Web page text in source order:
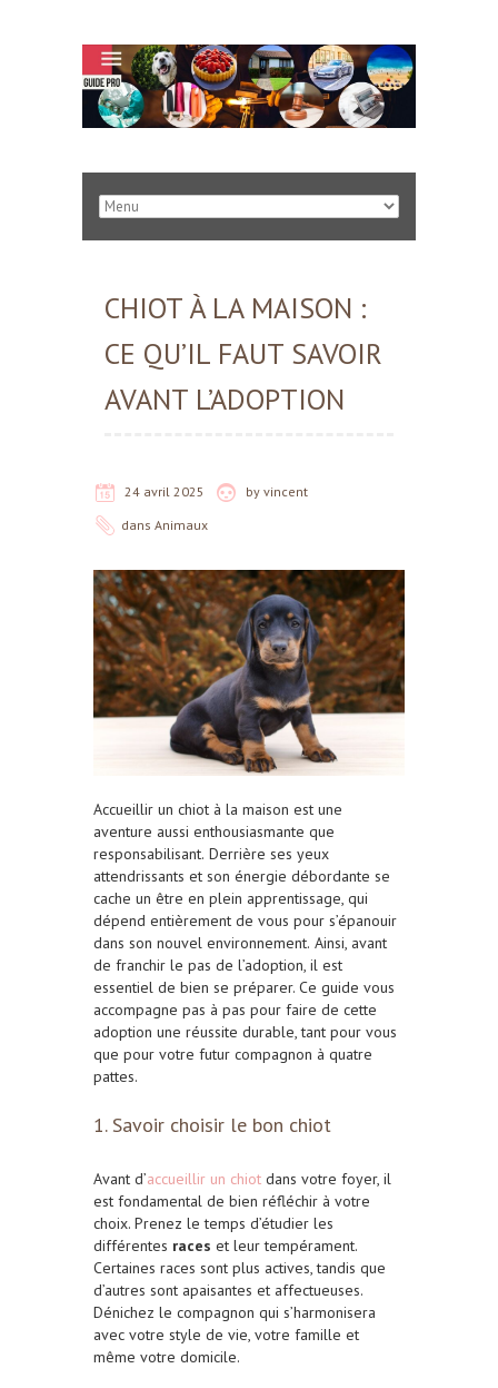
CHIOT À LA MAISON :
CE QU’IL FAUT SAVOIR
AVANT L’ADOPTION
24 avril 2025 by vincent
dans Animaux
Accueillir un chiot à la maison est une
aventure aussi enthousiasmante que
responsabilisant. Derrière ses yeux
attendrissants et son énergie débordante se
cache un être en plein apprentissage, qui
dépend entièrement de vous pour s’épanouir
dans son nouvel environnement. Ainsi, avant
de franchir le pas de l’adoption, il est
essentiel de bien se préparer. Ce guide vous
accompagne pas à pas pour faire de cette
adoption une réussite durable, tant pour vous
que pour votre futur compagnon à quatre
pattes.
1. Savoir choisir le bon chiot
Avant d’accueillir un chiot dans votre foyer, il
est fondamental de bien réfléchir à votre
choix. Prenez le temps d’étudier les
différentes races et leur tempérament.
Certaines races sont plus actives, tandis que
d’autres sont apaisantes et affectueuses.
Dénichez le compagnon qui s’harmonisera
avec votre style de vie, votre famille et
même votre domicile.